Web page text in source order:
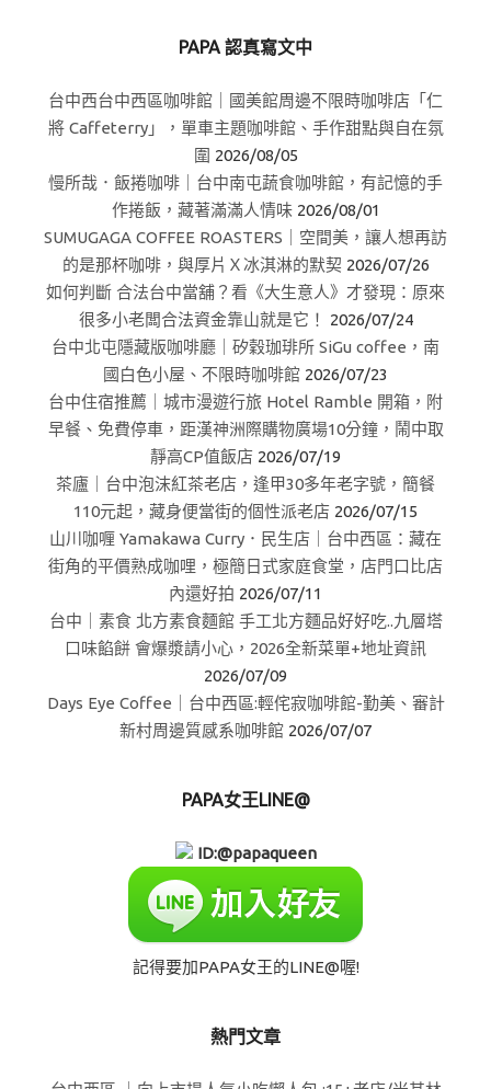
PAPA 認真寫文中
台中西台中西區咖啡館｜國美館周邊不限時咖啡店「仁
將 Caffeterry」，單車主題咖啡館、手作甜點與自在氛
圍 2026/08/05
慢所哉．飯捲咖啡｜台中南屯蔬食咖啡館，有記憶的手
作捲飯，藏著滿滿人情味 2026/08/01
SUMUGAGA COFFEE ROASTERS｜空間美，讓人想再訪
的是那杯咖啡，與厚片Ｘ冰淇淋的默契 2026/07/26
如何判斷 合法台中當舖？看《大生意人》才發現：原來
很多小老闆合法資金靠山就是它！
2026/07/24
台中北屯隱藏版咖啡廳｜矽穀珈琲所 SiGu coffee，南
國白色小屋、不限時咖啡館 2026/07/23
台中住宿推薦｜城市漫遊行旅 Hotel Ramble 開箱，附
早餐、免費停車，距漢神洲際購物廣場10分鐘，鬧中取
靜高CP值飯店 2026/07/19
茶廬｜台中泡沫紅茶老店，逢甲30多年老字號，簡餐
110元起，藏身便當街的個性派老店 2026/07/15
山川咖喱 Yamakawa Curry．民生店｜台中西區：藏在
街角的平價熟成咖哩，極簡日式家庭食堂，店門口比店
內還好拍 2026/07/11
台中｜素食 北方素食麵館 手工北方麵品好好吃..九層塔
口味餡餅 會爆漿請小心，2026全新菜單+地址資訊
2026/07/09
Days Eye Coffee｜台中西區:輕侘寂咖啡館-勤美、審計
新村周邊質感系咖啡館 2026/07/07
PAPA女王LINE@
ID:@papaqueen
記得要加PAPA女王的LINE@喔!
熱門文章